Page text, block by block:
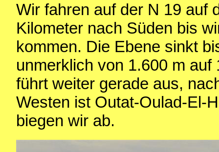
Wir fahren auf der N 19 auf
Kilometer nach Süden bis
kommen. Die Ebene sinkt
unmerklich von 1.600 m
führt weiter gerade aus,
Westen ist Outat-Oulad-El-
biegen wir ab.